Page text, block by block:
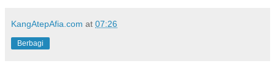
KangAtepAfia.com at 07:26
Berbagi